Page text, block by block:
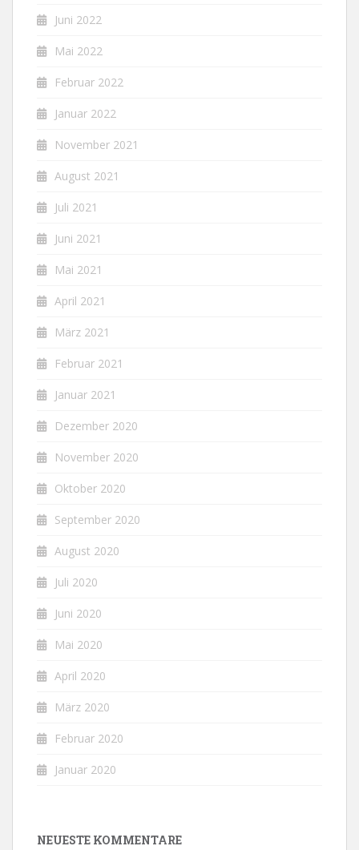
Juni 2022
Mai 2022
Februar 2022
Januar 2022
November 2021
August 2021
Juli 2021
Juni 2021
Mai 2021
April 2021
März 2021
Februar 2021
Januar 2021
Dezember 2020
November 2020
Oktober 2020
September 2020
August 2020
Juli 2020
Juni 2020
Mai 2020
April 2020
März 2020
Februar 2020
Januar 2020
NEUESTE KOMMENTARE